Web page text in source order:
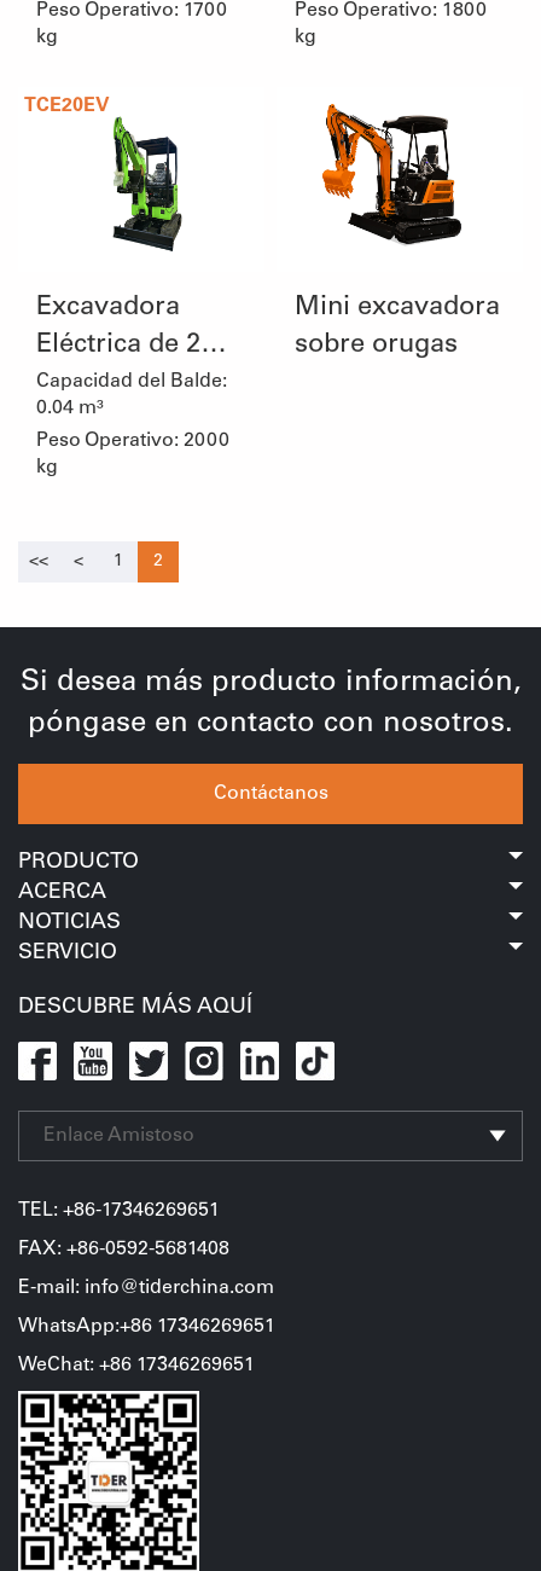
Peso Operativo: 1700
kg
Peso Operativo: 1800
kg
TCE20EV
Excavadora
Eléctrica de 2
Toneladas
Capacidad del Balde:
0.04 m³
Peso Operativo: 2000
kg
Mini excavadora
sobre orugas
<< < 1 2
Si desea más producto información,
póngase en contacto con nosotros.
Contáctanos
PRODUCTO
ACERCA
NOTICIAS
SERVICIO
DESCUBRE MÁS AQUÍ
Enlace Amistoso
TEL: +86-17346269651
FAX: +86-0592-5681408
E-mail: info@tiderchina.com
WhatsApp:+86 17346269651
WeChat: +86 17346269651